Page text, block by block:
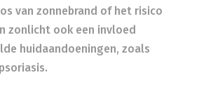
van zonnebrand of het risico
zonlicht ook een invloed
huidaandoeningen, zoals